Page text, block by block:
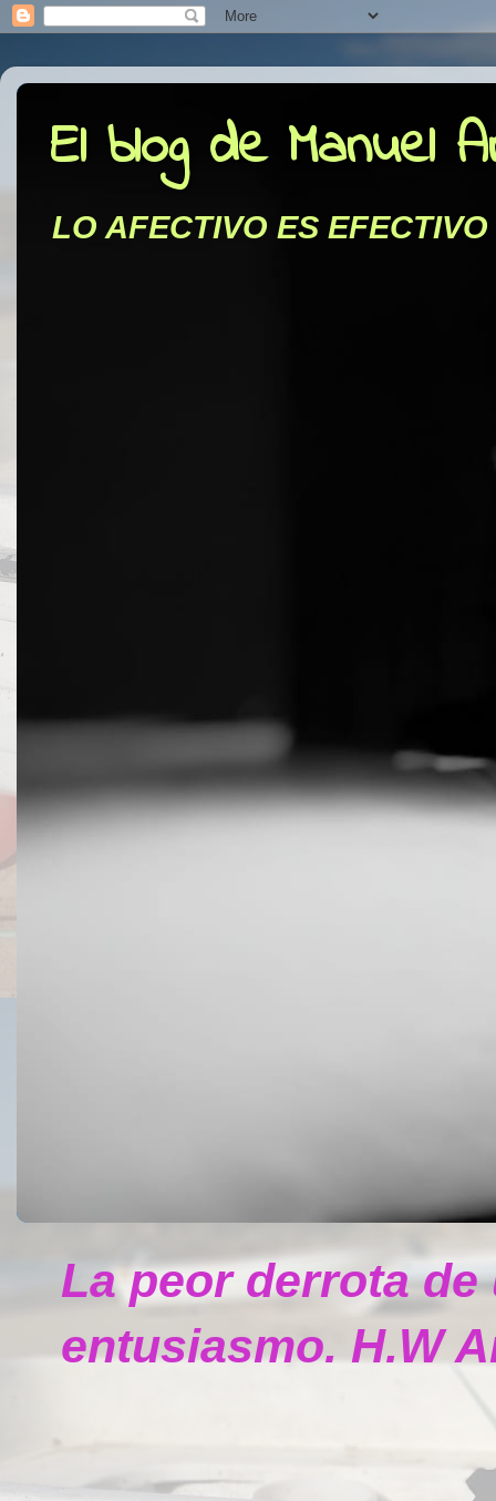
El blog de Manuel
LO AFECTIVO ES EFECTIVO
La peor derrota
entusiasmo. H.W